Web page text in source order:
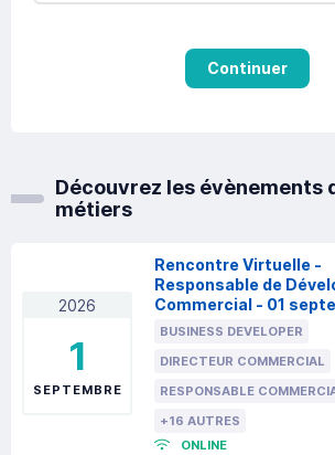
Continuer
Découvrez les évènements
métiers
2026
1
SEPTEMBRE
Rencontre Virtuelle -
Responsable de
Commercial - 01
BUSINESS DEVELOPER
DIRECTEUR COMMERCIAL
RESPONSABLE
+16 AUTRES
ONLINE